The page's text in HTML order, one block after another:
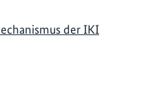
der IKI